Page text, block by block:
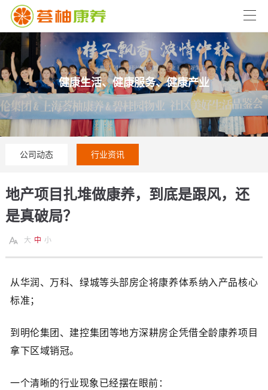
健康生活、健康服务、健康产业
公司动态 行业资讯
地产项目扎堆做康养，到底是跟风，还
是真破局？
大 中 小
从华润、万科、绿城等头部房企将康养体系纳入产品核心
标准；
到明伦集团、建控集团等地方深耕房企凭借全龄康养项目
拿下区域销冠。
一个清晰的行业现象已经摆在眼前：